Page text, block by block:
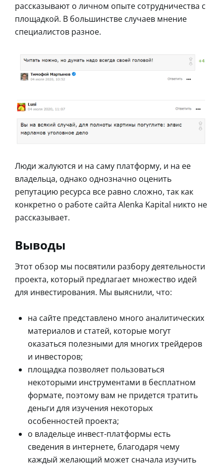
рассказывают о личном опыте сотрудничества с
площадкой. В большинстве случаев мнение
специалистов разное.
Люди жалуются и на саму платформу, и на ее
владельца, однако однозначно оценить
репутацию ресурса все равно сложно, так как
конкретно о работе сайта Alenka Kapital никто не
рассказывает.
Выводы
Этот обзор мы посвятили разбору деятельности
проекта, который предлагает множество идей
для инвестирования. Мы выяснили, что:
на сайте представлено много аналитических
материалов и статей, которые могут
оказаться полезными для многих трейдеров
и инвесторов;
площадка позволяет пользоваться
некоторыми инструментами в бесплатном
формате, поэтому вам не придется тратить
деньги для изучения некоторых
особенностей проекта;
о владельце инвест-платформы есть
сведения в интернете, благодаря чему
каждый желающий может сначала изучить